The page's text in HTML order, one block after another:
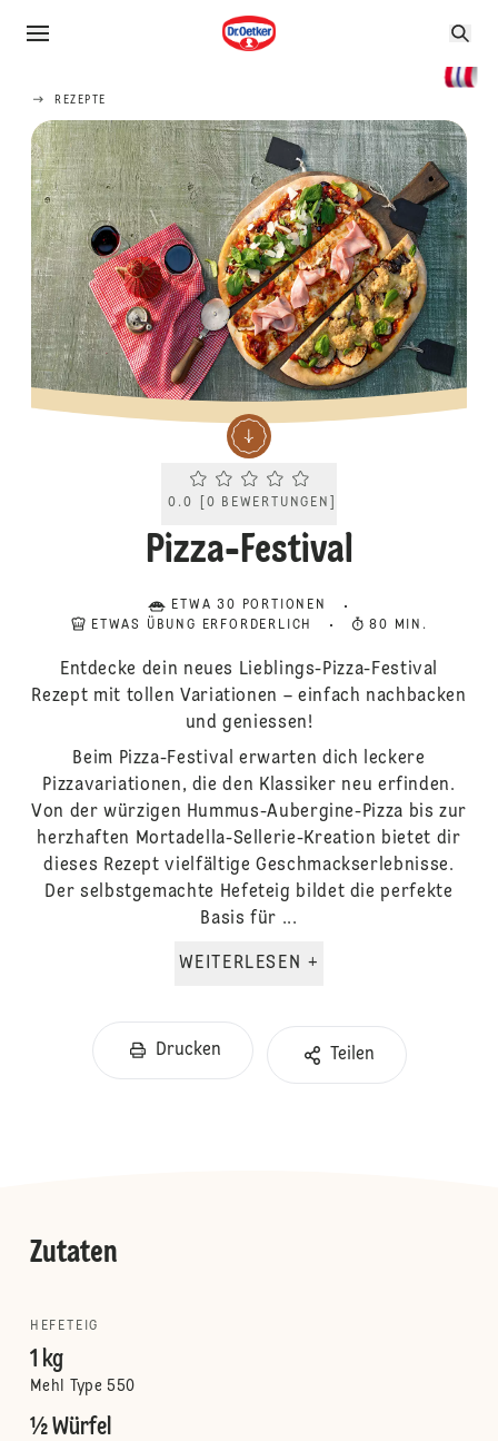
REZEPTE
Current rating 0.0. Click to rate.
0.0 0 BEWERTUNGEN
Pizza-Festival
ETWA 30 PORTIONEN
ETWAS ÜBUNG ERFORDERLICH
80 MIN.
Entdecke dein neues Lieblings-Pizza-Festival
Rezept mit tollen Variationen – einfach nachbacken
und geniessen!
Beim Pizza-Festival erwarten dich leckere
Pizzavariationen, die den Klassiker neu erfinden.
Von der würzigen Hummus-Aubergine-Pizza bis zur
herzhaften Mortadella-Sellerie-Kreation bietet dir
dieses Rezept vielfältige Geschmackserlebnisse.
Der selbstgemachte Hefeteig bildet die perfekte
Basis für ...
WEITERLESEN +
Drucken Teilen
Zutaten
HEFETEIG
1 kg
Mehl Type 550
½ Würfel